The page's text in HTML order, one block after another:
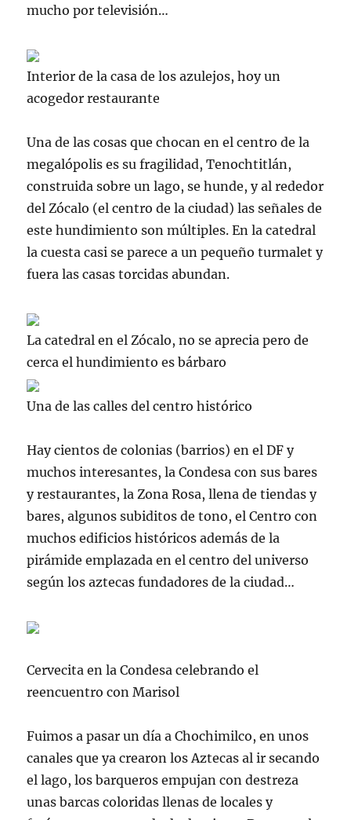
mucho por televisión…
Interior de la casa de los azulejos, hoy un
acogedor restaurante
Una de las cosas que chocan en el centro de la
megalópolis es su fragilidad,Tenochtitlán,
construida sobre un lago, se hunde, y al rededor
del Zócalo (el centro de la ciudad) las señales de
este hundimiento son múltiples. En la catedral
la cuesta casi se parece a un pequeñoturmalet y
fuera las casas torcidas abundan.
La catedral en el Zócalo, no se aprecia pero de
cerca el hundimiento es bárbaro
Una de las calles del centro histórico
Hay cientos de colonias (barrios) en elDF y
muchos interesantes, la Condesa con sus bares
y restaurantes, la Zona Rosa, llena de tiendas y
bares, algunossubiditos de tono, el Centro con
muchos edificios históricos además de la
pirámide emplazada en el centro del universo
según los aztecas fundadores de la ciudad…
Cervecita en la Condesa celebrando el
reencuentro con Marisol
Fuimos a pasar un día aChochimilco, en unos
canales que ya crearon los Aztecas al ir secando
el lago, los barqueros empujan con destreza
unas barcas coloridas llenas de locales y